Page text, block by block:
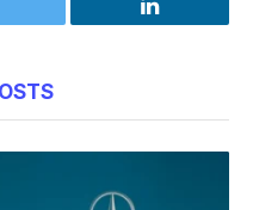
LinkedIn